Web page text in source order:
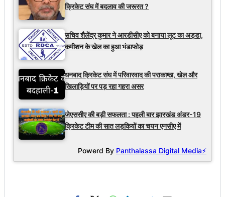
क्रिकेट संघ में बदलाव की जरूरत ?
सचिव शैलेंद्र कुमार ने आरडीसीए को बनाया लूट का अड्डा,
कमीशन के खेल का हुआ भंडाफोड़
धनबाद क्रिकेट संघ में परिवारवाद की पराकाष्ठा, खेल और
खिलाड़ियों पर पड़ रहा गहरा असर
जेएससीए की बड़ी सफलता : पहली बार झारखंड अंडर-19
क्रिकेट टीम की सात लड़कियों का चयन एनसीए में
Powerd By Panthalassa Digital Media⚡